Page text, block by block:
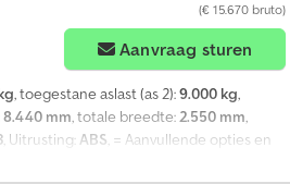
(€ 15.670 bruto)
Aanvraag sturen
, toegestane aslast (as 2):9.000 kg,
8.440 mm, totale breedte:2.550 mm,
, Uitrusting: ABS, = Aanvullende opties en
= Bandenmaat: 385/65 R22.5 Merk